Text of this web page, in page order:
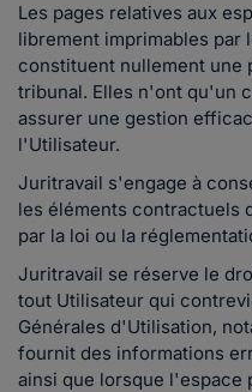
Les pages relatives aux
librement imprimables par
constituent nullement une
tribunal. Elles n'ont qu'un
assurer une gestion
l'Utilisateur.
Juritravail s'engage à
les éléments contractuels
par la loi ou la
Juritravail se réserve le
tout Utilisateur qui
Générales d'Utilisation,
fournit des informations
ainsi que lorsque l'espace